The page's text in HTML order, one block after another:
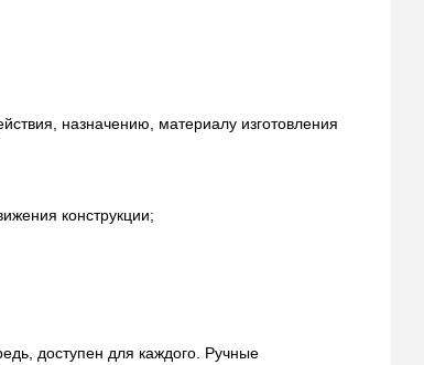
назначению, материалу изготовления
конструкции;
доступен для каждого. Ручные